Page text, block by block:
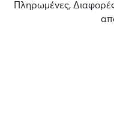
Πληρωμένες,